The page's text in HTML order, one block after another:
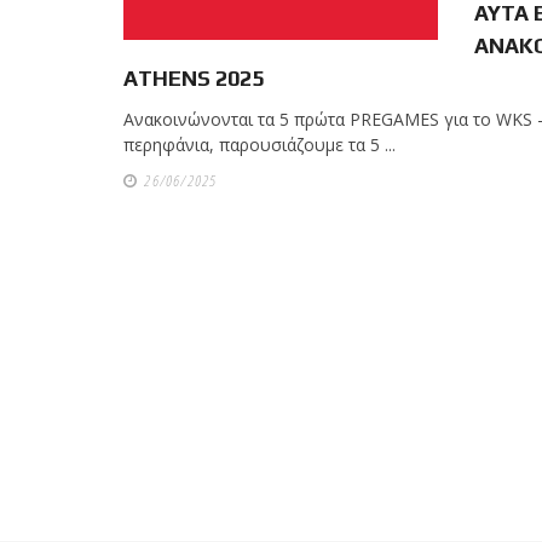
ΑΥΤΑ
ATHENS 2025
Ανακοινώνονται τα 5 πρώτα PREGAMES για το
περηφάνια, παρουσιάζουμε τα 5 ...
26/06/2025